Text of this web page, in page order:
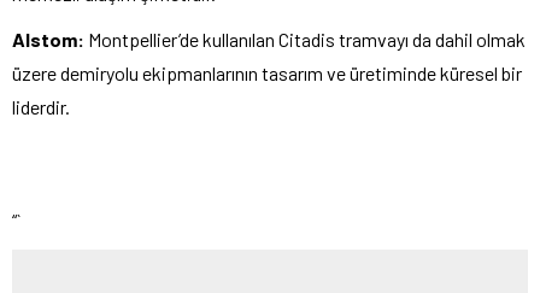
Alstom: Montpellier’de kullanılan Citadis tramvayı da dahil olmak
üzere demiryolu ekipmanlarının tasarım ve üretiminde küresel bir
liderdir.
“`